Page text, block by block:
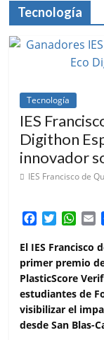
Tecnología
Tecnología
IES
Digithon
innovador
IES Francisco de
c
e
b
o
o
k
i
t
t
e
W
a
t
s
A
p
p
a
i
l
El IES Francisco
primer premio
PlasticScore
estudiantes de
visibilizar el
desde San Blas-